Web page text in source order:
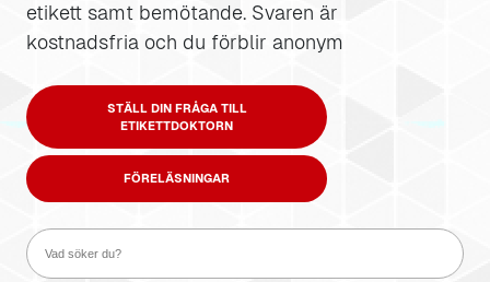
etikett samt bemötande. Svaren är
kostnadsfria och du förblir anonym
STÄLL DIN FRÅGA TILL
ETIKETTDOKTORN
FÖRELÄSNINGAR